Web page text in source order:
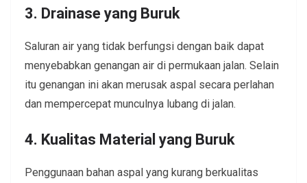
3. Drainase yang Buruk
Saluran air yang tidak berfungsi dengan baik dapat
menyebabkan genangan air di permukaan jalan. Selain
itu genangan ini akan merusak aspal secara perlahan
dan mempercepat munculnya lubang di jalan.
4. Kualitas Material yang Buruk
Penggunaan bahan aspal yang kurang berkualitas